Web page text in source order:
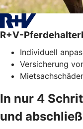
R+V-
Individuell
Versicherung
In nur 4
und